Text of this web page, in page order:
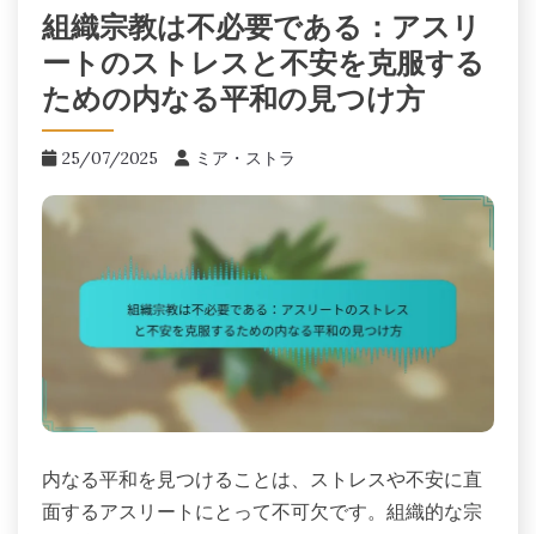
組織宗教は不必要である：アスリ
ートのストレスと不安を克服する
ための内なる平和の見つけ方
25/07/2025 ミア・ストラ
内なる平和を見つけることは、ストレスや不安に直
面するアスリートにとって不可欠です。組織的な宗